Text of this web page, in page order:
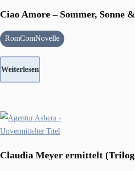
Ciao Amore – Sommer, Sonne
RomComNovelle
Weiterlesen
Claudia Meyer ermittelt